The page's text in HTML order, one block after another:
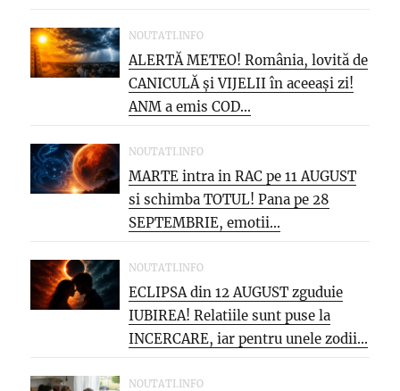
NOUTATI.INFO
ALERTĂ METEO! România, lovită de
CANICULĂ și VIJELII în aceeași zi!
ANM a emis COD...
NOUTATI.INFO
MARTE intra in RAC pe 11 AUGUST
si schimba TOTUL! Pana pe 28
SEPTEMBRIE, emotii...
NOUTATI.INFO
ECLIPSA din 12 AUGUST zguduie
IUBIREA! Relatiile sunt puse la
INCERCARE, iar pentru unele zodii...
NOUTATI.INFO